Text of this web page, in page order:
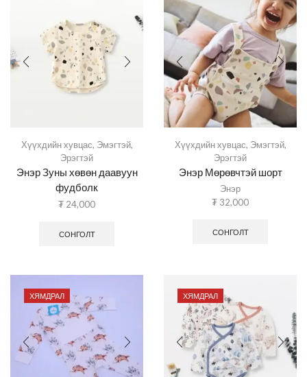
Хүүхдийн хувцас, Эмэгтэй,
Эрэгтэй
Энэр Зуны хөвөн даавуун
фудболк
₮ 24,000
СОНГОЛТ
Хүүхдийн хувцас, Эмэгтэй,
Эрэгтэй
Энэр Мөрөвчтэй шорт
Энэр
₮ 32,000
СОНГОЛТ
ХЯМДРАЛ ХЯМДРАЛ